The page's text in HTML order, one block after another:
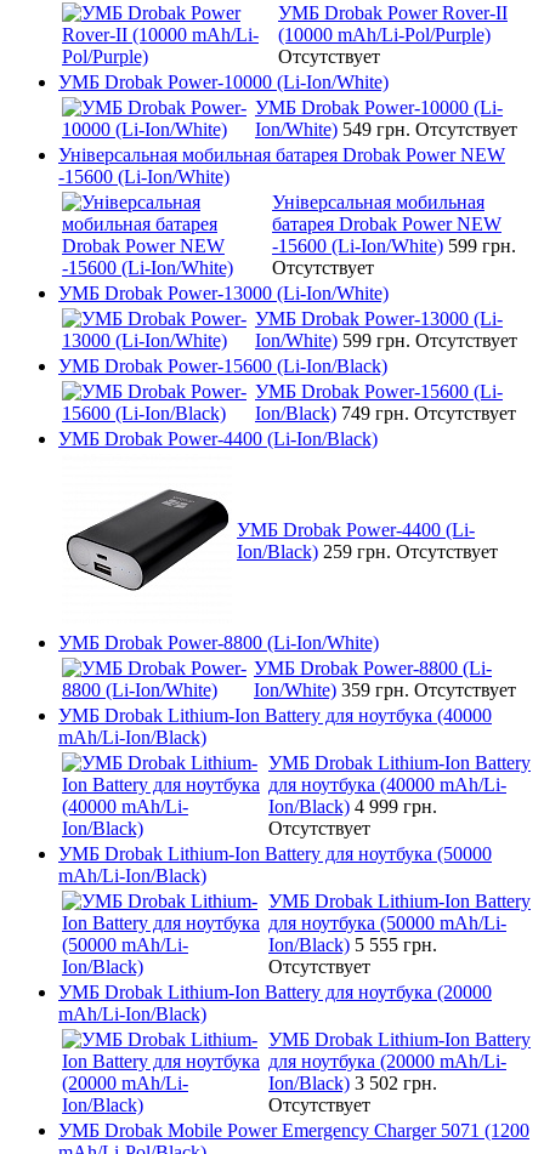
УМБ Drobak Power Rover-II
(10000 mAh/Li-Pol/Purple)
Отсутствует
УМБ Drobak Power-10000 (Li-Ion/White)
УМБ Drobak Power-10000 (Li-
Ion/White) 549 грн. Отсутствует
Універсальная мобильная батарея Drobak Power NEW
-15600 (Li-Ion/White)
Універсальная мобильная
батарея Drobak Power NEW
-15600 (Li-Ion/White) 599 грн.
Отсутствует
УМБ Drobak Power-13000 (Li-Ion/White)
УМБ Drobak Power-13000 (Li-
Ion/White) 599 грн. Отсутствует
УМБ Drobak Power-15600 (Li-Ion/Black)
УМБ Drobak Power-15600 (Li-
Ion/Black) 749 грн. Отсутствует
УМБ Drobak Power-4400 (Li-Ion/Black)
УМБ Drobak Power-4400 (Li-
Ion/Black) 259 грн. Отсутствует
УМБ Drobak Power-8800 (Li-Ion/White)
УМБ Drobak Power-8800 (Li-
Ion/White) 359 грн. Отсутствует
УМБ Drobak Lithium-Ion Battery для ноутбука (40000
mAh/Li-Ion/Black)
УМБ Drobak Lithium-Ion Battery
для ноутбука (40000 mAh/Li-
Ion/Black) 4 999 грн.
Отсутствует
УМБ Drobak Lithium-Ion Battery для ноутбука (50000
mAh/Li-Ion/Black)
УМБ Drobak Lithium-Ion Battery
для ноутбука (50000 mAh/Li-
Ion/Black) 5 555 грн.
Отсутствует
УМБ Drobak Lithium-Ion Battery для ноутбука (20000
mAh/Li-Ion/Black)
УМБ Drobak Lithium-Ion Battery
для ноутбука (20000 mAh/Li-
Ion/Black) 3 502 грн.
Отсутствует
УМБ Drobak Mobile Power Emergency Charger 5071 (1200